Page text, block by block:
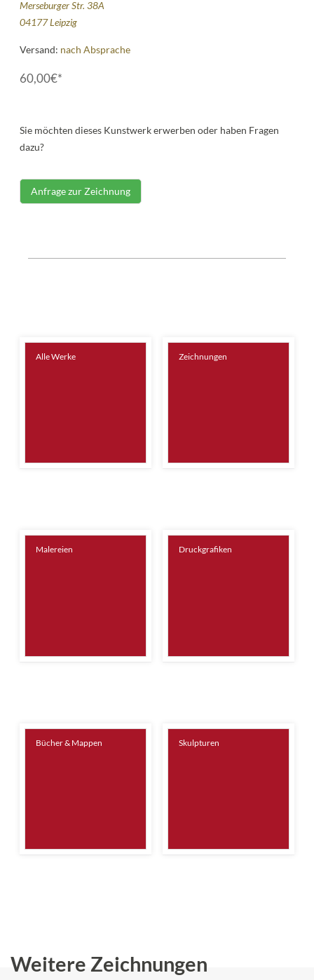
Merseburger Str. 38A
04177 Leipzig
Versand: nach Absprache
60,00€*
Sie möchten dieses Kunstwerk erwerben oder haben Fragen
dazu?
Anfrage zur Zeichnung
Alle Werke Zeichnungen
Malereien Druckgrafiken
Bücher & Mappen Skulpturen
Weitere Zeichnungen